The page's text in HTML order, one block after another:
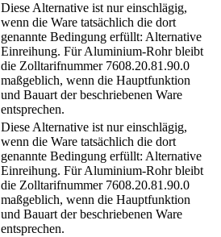
Diese Alternative ist nur einschlägig,
wenn die Ware tatsächlich die dort
genannte Bedingung erfüllt: Alternative
Einreihung. Für Aluminium-Rohr bleibt
die Zolltarifnummer 7608.20.81.90.0
maßgeblich, wenn die Hauptfunktion
und Bauart der beschriebenen Ware
entsprechen.
Diese Alternative ist nur einschlägig,
wenn die Ware tatsächlich die dort
genannte Bedingung erfüllt: Alternative
Einreihung. Für Aluminium-Rohr bleibt
die Zolltarifnummer 7608.20.81.90.0
maßgeblich, wenn die Hauptfunktion
und Bauart der beschriebenen Ware
entsprechen.